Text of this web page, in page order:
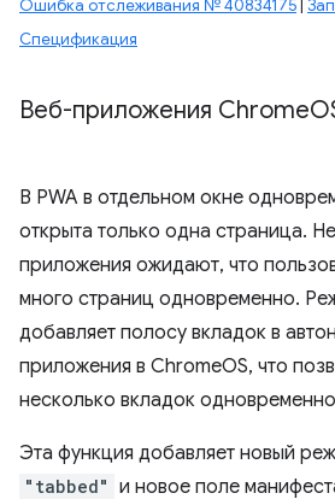
Ошибка отслеживания № 40834175|
Спецификация
Веб-приложения Chrome
В PWA в отдельном окне
открыта только одна страница.
приложения ожидают, что
много страниц одновременно.
добавляет полосу вкладок в
приложения в ChromeOS, что
несколько вкладок
Эта функция добавляет новый
"tabbed" и новое поле